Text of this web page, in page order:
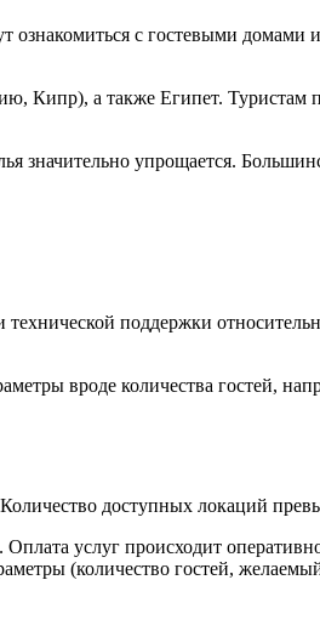
ознакомиться с гостевыми домами
Кипр), а также Египет. Туристам
значительно упрощается.
поддержки
вроде количества гостей,
доступных локаций
услуг происходит
(количество гостей,